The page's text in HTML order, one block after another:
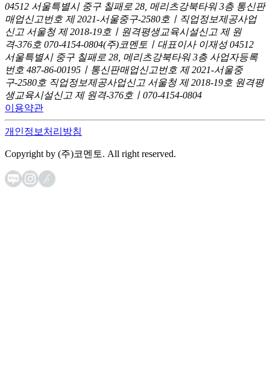
04512 서울특별시 중구 칠패로 28, 메리츠강북타워 3층 통신판
매업신고번호 제 2021-서울중구-2580호ㅣ직업정보제공사업
신고 서울청 제 2018-19호ㅣ원격평생교육시설신고 제 원
격-376호 070-4154-0804(주)코멘토ㅣ대표이사 이재성 04512
서울특별시 중구 칠패로 28, 메리츠강북타워 3층 사업자등록
번호 487-86-00195ㅣ통신판매업신고번호 제 2021-서울중
구-2580호 직업정보제공사업신고 서울청 제 2018-19호 원격평
생교육시설신고 제 원격-376호ㅣ070-4154-0804
이용약관
개인정보처리방침
Copyright by (주)코멘토. All right reserved.